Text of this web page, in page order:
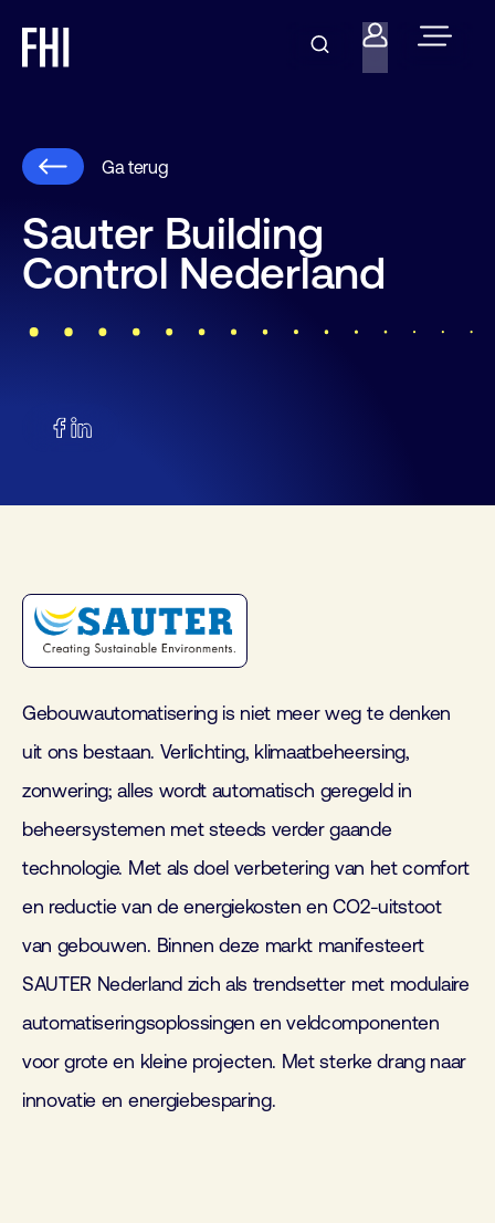
Ga terug
Sauter Building
Control Nederland
Gebouwautomatisering is niet meer weg te denken
uit ons bestaan. Verlichting, klimaatbeheersing,
zonwering; alles wordt automatisch geregeld in
beheersystemen met steeds verder gaande
technologie. Met als doel verbetering van het comfort
en reductie van de energiekosten en CO2-uitstoot
van gebouwen. Binnen deze markt manifesteert
SAUTER Nederland zich als trendsetter met modulaire
automatiseringsoplossingen en veldcomponenten
voor grote en kleine projecten. Met sterke drang naar
innovatie en energiebesparing.